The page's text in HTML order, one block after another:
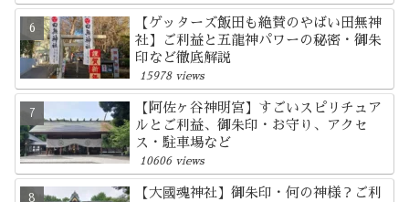
【ゲッターズ飯田も絶賛のやばい田無神
社】ご利益と五龍神パワーの秘密・御朱
印など徹底解説
15978 views
【阿佐ヶ谷神明宮】すごいスピリチュア
ルとご利益、御朱印・お守り、アクセ
ス・駐車場など
10606 views
【大國魂神社】御朱印・何の神様？ご利